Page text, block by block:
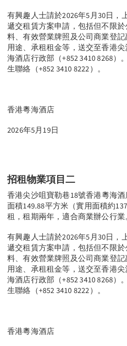
有興趣人士請於2026年5月30日，
遞交租賃方案申請，包括但不限
料、有效營業牌照及公司商業登
用途、承租租金等，送交至香港
海酒店行政部（+852 3410 8268）
生聯絡（+852 3410 8222）。
香港粵海酒店
2026年5月19日
招租物業項目二
香港尖沙咀寶勒巷18號香港粵海
面積149.88平方米（實用面積約
租，租期兩年，適合商業辦公行業
有興趣人士請於2026年5月30日，
遞交租賃方案申請，包括但不限
料、有效營業牌照及公司商業登
用途、承租租金等，送交至香港
海酒店行政部（+852 3410 8268）
生聯絡（+852 3410 8222）。
香港粵海酒店